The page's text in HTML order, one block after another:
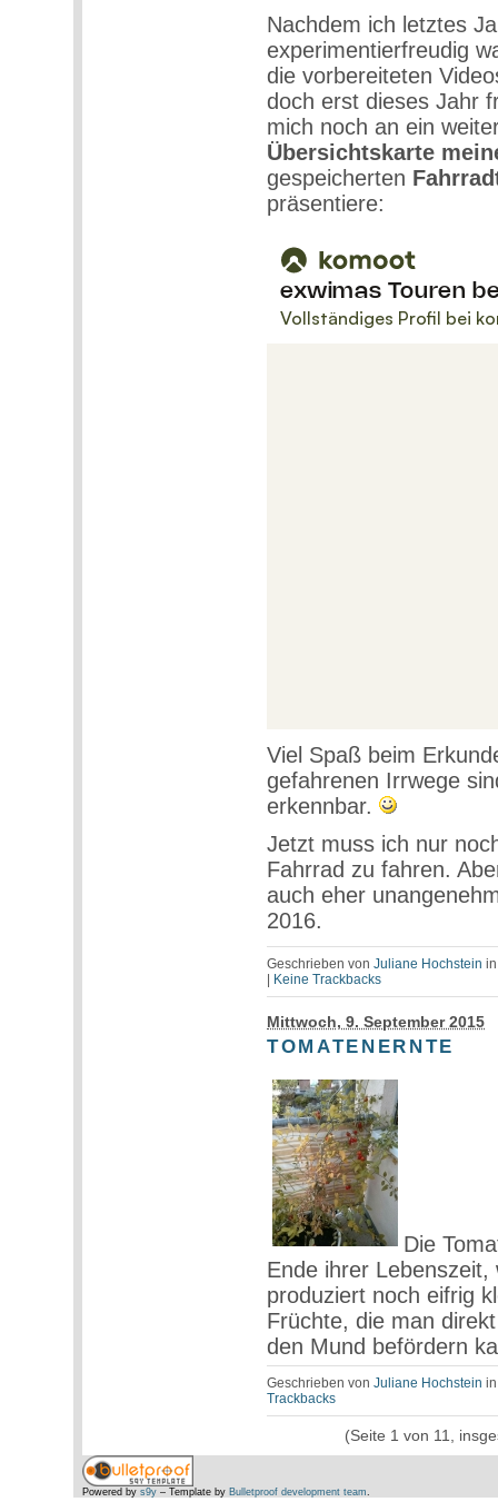
Nachdem ich letztes
experimentierfreudig
die vorbereiteten
doch erst dieses Jahr
mich noch an ein
Übersichtskarte
gespeicherten
präsentiere:
Viel Spaß beim
gefahrenen Irrwege
erkennbar.
Jetzt muss ich nur
Fahrrad zu fahren.
auch eher
2016.
Geschrieben vonJuliane Hochstein
| Keine Trackbacks
Mittwoch, 9. September 2015
TOMATENERNTE
Die
Ende ihrer
produziert noch eifrig
Früchte, die man
den Mund befördern
Geschrieben vonJuliane Hochstein
Trackbacks
(Seite 1 von 11,
Powered by s9y– Template by Bulletproof development team